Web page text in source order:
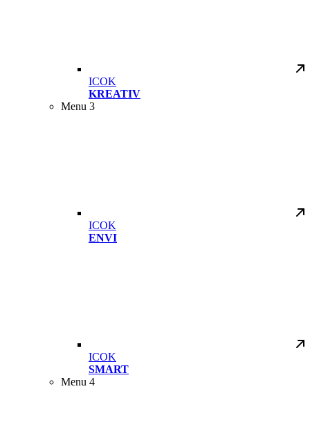
ICOK
KREATIV
Menu 3
ICOK
ENVI
ICOK
SMART
Menu 4